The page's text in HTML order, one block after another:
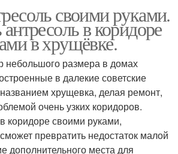
своими руками.
в коридоре
в хрущёвке.
небольшого размера в домах
в далекие советские
хрущевка, делая ремонт,
очень узких коридоров.
коридоре своими руками,
превратить недостаток малой
дополнительного места для